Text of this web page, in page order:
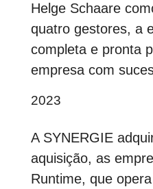
Helge Schaare
quatro gestores, a
completa e pronta
empresa com
2023
A SYNERGIE
aquisição, as
Runtime, que